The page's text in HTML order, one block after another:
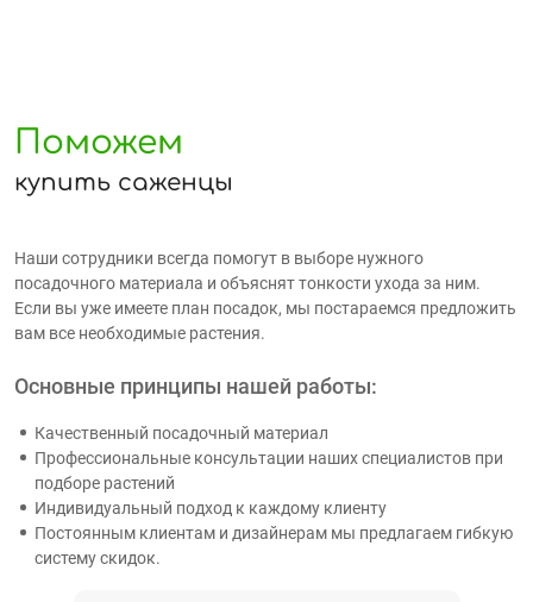
Поможем
купить саженцы
Наши сотрудники всегда помогут в выборе нужного
посадочного материала и объяснят тонкости ухода за ним.
Если вы уже имеете план посадок, мы постараемся предложить
вам все необходимые растения.
Основные принципы нашей работы:
Качественный посадочный материал
Профессиональные консультации наших специалистов при
подборе растений
Индивидуальный подход к каждому клиенту
Постоянным клиентам и дизайнерам мы предлагаем гибкую
систему скидок.